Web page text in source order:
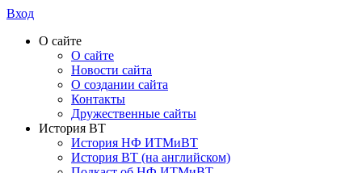
Вход
О сайте
О сайте
Новости сайта
О создании сайта
Контакты
Дружественные сайты
История ВТ
История НФ ИТМиВТ
История ВТ (на английском)